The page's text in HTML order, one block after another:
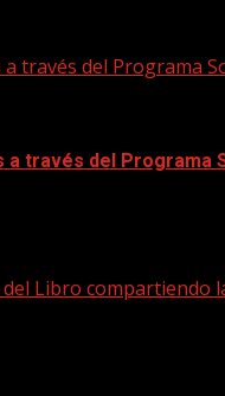
través del Programa
través del Programa
Libro compartiendo